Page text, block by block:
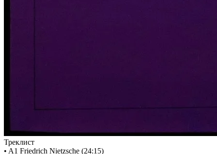
Треклист
• A1 Friedrich Nietzsche (24:15)